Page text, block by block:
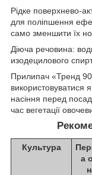
Рідке поверхнево-
для поліпшення
само зменшити їх
Діюча речовина:
изодецилового
Прилипач «Тренд
використовуватися
насіння перед
час вегетації
Культура
а